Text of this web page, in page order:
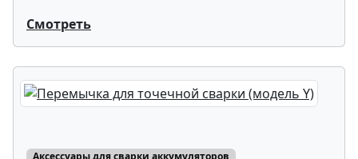
Смотреть
Аксессуары для сварки аккумуляторов